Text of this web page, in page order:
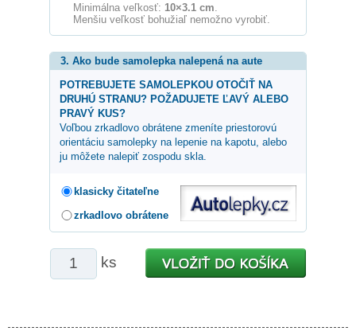
Minimálna veľkosť: 10×3.1 cm
Menšiu veľkosť bohužiaľ nemožno vyrobiť.
3. Ako bude samolepka nalepená na aute
POTREBUJETE SAMOLEPKOU OTOČIŤ NA
DRUHÚ STRANU? POŽADUJETE ĽAVÝ ALEBO
PRAVÝ KUS?
Voľbou zrkadlovo obrátene zmeníte priestorovú
orientáciu samolepky na lepenie na kapotu, alebo
ju môžete nalepiť zospodu skla.
klasicky čitateľne
zrkadlovo obrátene
ks